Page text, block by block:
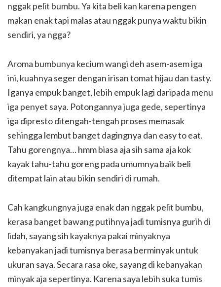
nggak pelit bumbu. Ya kita beli kan karena pengen
makan enak tapi malas atau nggak punya waktu bikin
sendiri, ya ngga?
Aroma bumbunya kecium wangi deh asem-asem iga
ini, kuahnya seger dengan irisan tomat hijau dan tasty.
Iganya empuk banget, lebih empuk lagi daripada menu
iga penyet saya. Potongannya juga gede, sepertinya
iga dipresto ditengah-tengah proses memasak
sehingga lembut banget dagingnya dan easy to eat.
Tahu gorengnya… hmm biasa aja sih sama aja kok
kayak tahu-tahu goreng pada umumnya baik beli
ditempat lain atau bikin sendiri di rumah.
Cah kangkungnya juga enak dan nggak pelit bumbu,
kerasa banget bawang putihnya jadi tumisnya gurih di
lidah, sayang sih kayaknya pakai minyaknya
kebanyakan jadi tumisnya berasa berminyak untuk
ukuran saya. Secara rasa oke, sayang di kebanyakan
minyak aja sepertinya. Karena saya lebih suka tumis